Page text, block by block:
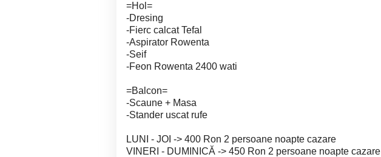
=Hol=
-Dresing
-Fierc calcat Tefal
-Aspirator Rowenta
-Seif
-Feon Rowenta 2400 wati
=Balcon=
-Scaune + Masa
-Stander uscat rufe
LUNI - JOI -> 400 Ron 2 persoane noapte cazare
VINERI - DUMINICĂ -> 450 Ron 2 persoane noapte cazare